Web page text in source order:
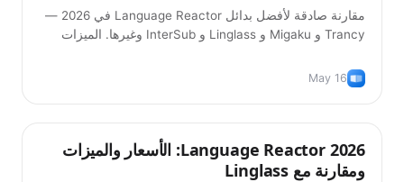
مقارنة صادقة لأفضل بدائل Language Reactor في 2026 —
Trancy و Migaku و Linglass و InterSub وغيرها. الميزات
May 16
Language Reactor 2026: الأسعار والميزات
ومقارنة مع Linglass